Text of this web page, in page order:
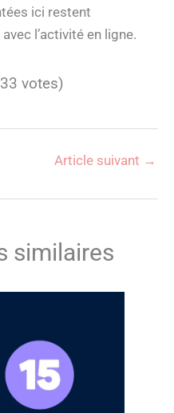
ici restent
l’activité en ligne.
votes)
Article suivant →
similaires